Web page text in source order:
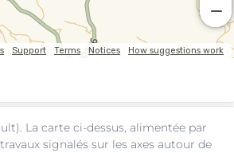
La carte ci-dessus, alimentée par
signalés sur les axes autour de